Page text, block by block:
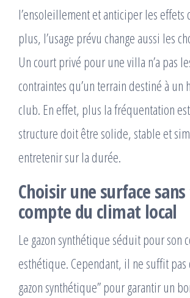
l’ensoleillement et anticiper les effets
plus, l’usage prévu change aussi les
Un court privé pour une villa n’a pas
contraintes qu’un terrain destiné à un
club. En effet, plus la fréquentation
structure doit être solide, stable et
entretenir sur la durée.
Choisir une surface
compte du climat local
Le gazon synthétique séduit pour son
esthétique. Cependant, il ne suffit pas
gazon synthétique” pour garantir un